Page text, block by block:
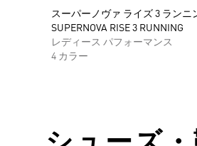
スーパーノヴァ ライズ 3 ランニ
SUPERNOVA RISE 3 RUNNING
レディース パフォーマンス
4 カラー